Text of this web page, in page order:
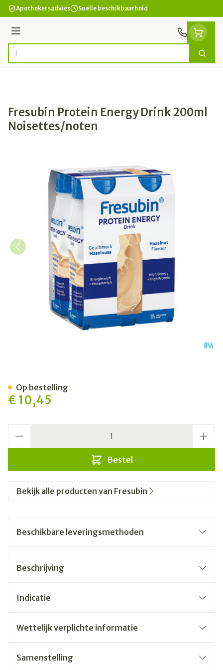
Ga naar de inhoud
Apothekersadvies Snelle beschikbaarheid
Menu
Product, merk, categorie... Zoek
Fresubin Protein Energy Drink 200ml
Noisettes/noten
€ 10,45
Bestel
Op bestelling
Bekijk alle producten van Fresubin
Beschikbare leveringsmethoden
Beschrijving
Indicatie
Wettelijk verplichte informatie
Samenstelling